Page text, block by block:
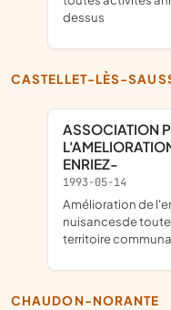
dessus
CASTELLET-LÈS-
ASSOCIATION POUR LE MAINTIEN ET
ENRIEZ-
1993-05-14
amélioration de l'environnement et défense contre les
nuisancesde
territoire
CHAUDON-NORANTE